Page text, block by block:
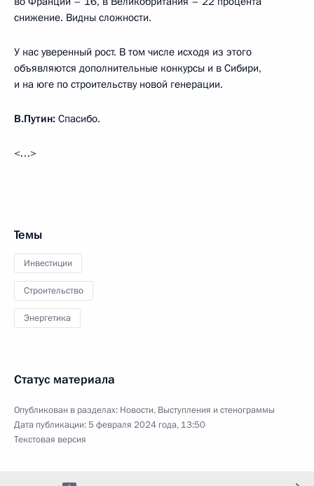
снижение. Видны сложности.
У нас уверенный рост. В том числе исходя из этого
объявляются дополнительные конкурсы и в Сибири,
и на юге по строительству новой генерации.
В.Путин: Спасибо.
<…>
Темы
Инвестиции
Строительство
Энергетика
Статус материала
Опубликован в разделах: Новости, Выступления и стенограммы
Дата публикации:5 февраля 2024 года, 13:50
Текстовая версия